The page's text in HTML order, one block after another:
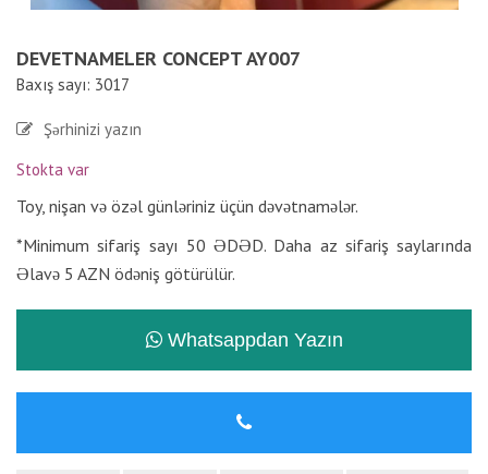
DEVETNAMELER CONCEPT AY007
Baxış sayı: 3017
Şərhinizi yazın
Stokta var
Toy, nişan və özəl günləriniz üçün dəvətnamələr.
*Minimum sifariş sayı 50 ƏDƏD. Daha az sifariş saylarında
Əlavə 5 AZN ödəniş götürülür.
Whatsappdan Yazın